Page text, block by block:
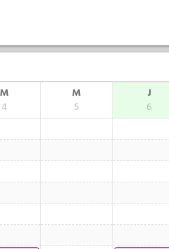
M
4
M
5
J
6